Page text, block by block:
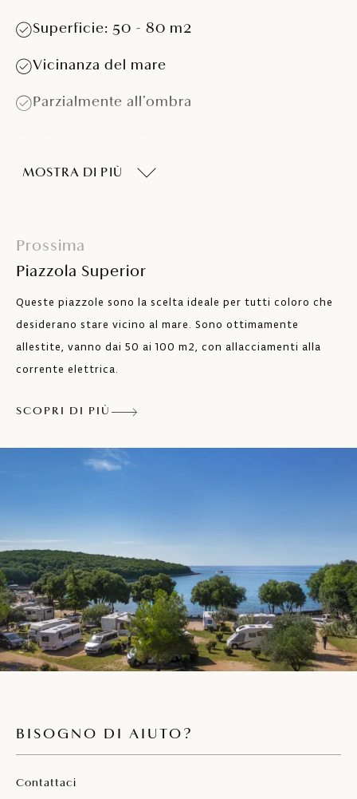
Superficie: 50 - 80 m2
Vicinanza del mare
Parzialmente all’ombra
Parzialmente adatta per roulotte >5,5 m
MOSTRA DI PIÙ
Prossima
Piazzola Superior
Queste piazzole sono la scelta ideale per tutti coloro che
desiderano stare vicino al mare. Sono ottimamente
allestite, vanno dai 50 ai 100 m2, con allacciamenti alla
corrente elettrica.
SCOPRI DI PIÙ
BISOGNO DI AIUTO?
Contattaci